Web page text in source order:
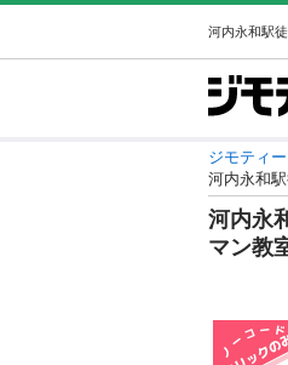
ジモティー
河内永和
河内永
マン教